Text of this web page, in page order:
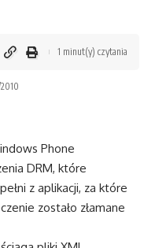
1 minut(y) czytania
Phone
DRM, które
z aplikacji, za które
zostało złamane